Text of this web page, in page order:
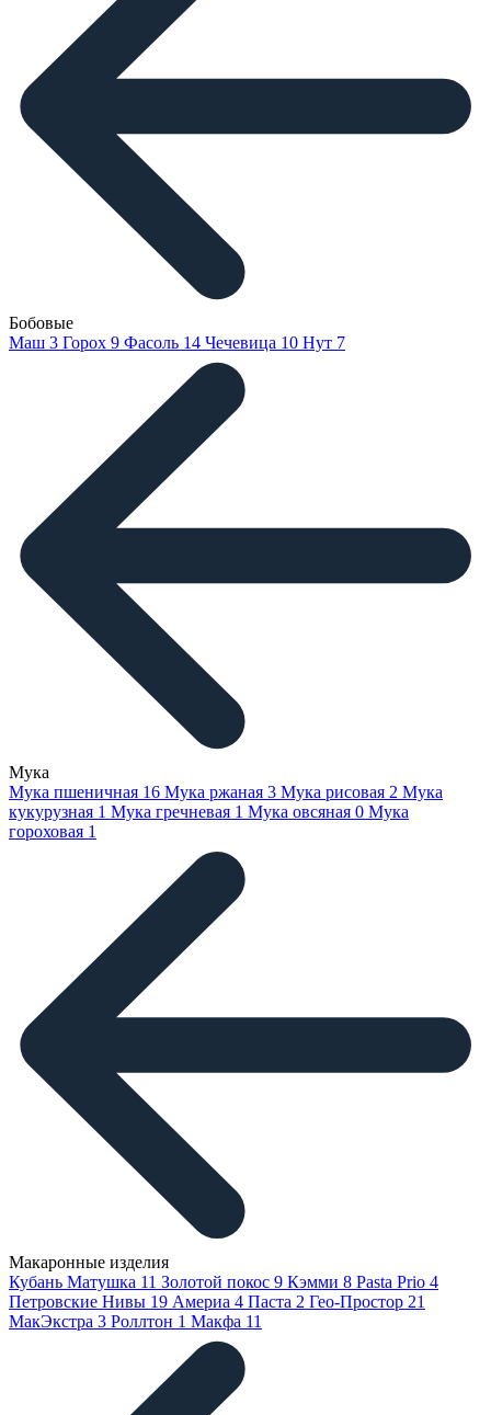
Бобовые
Маш 3 Горох 9 Фасоль 14 Чечевица 10 Нут 7
Мука
Мука пшеничная 16 Мука ржаная 3 Мука рисовая 2 Мука
кукурузная 1 Мука гречневая 1 Мука овсяная 0 Мука
гороховая 1
Макаронные изделия
Кубань Матушка 11 Золотой покос 9 Кэмми 8 Pasta Prio 4
Петровские Нивы 19 Америа 4 Паста 2 Гео-Простор 21
МакЭкстра 3 Роллтон 1 Макфа 11